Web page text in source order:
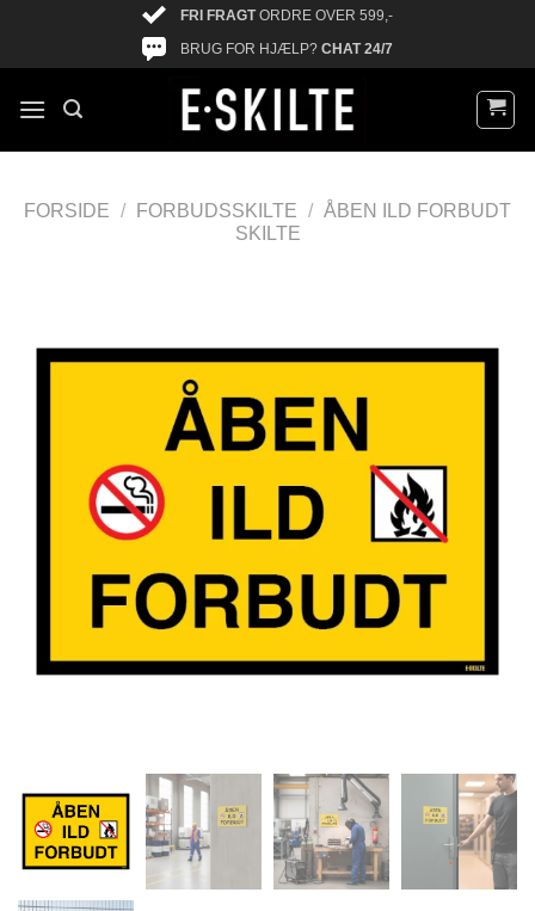
FRI FRAGTORDRE OVER 599,-
BRUG FOR HJÆLP? CHAT 24/7
FORSIDE / FORBUDSSKILTE / ÅBEN ILD FORBUDT
SKILTE